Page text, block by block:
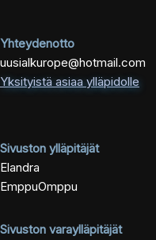
Yhteydenotto
uusialkurope@hotmail.com
Yksityistä asiaa ylläpidolle
Sivuston ylläpitäjät
Elandra
EmppuOmppu
Sivuston varaylläpitäjät